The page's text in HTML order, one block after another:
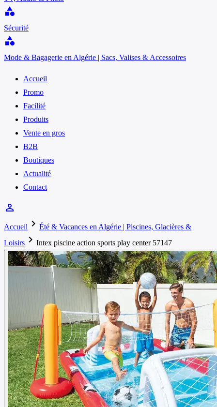
category
Sécurité
category
Mode & Bagagerie en Algérie | Sacs, Valises & Accessoires
Accueil
Promo
Facilité
Produits
Vente en gros
B2B
Boutiques
Actualité
Contact
person_outline
Accueil chevron_right Été & Vacances en Algérie | Piscines, Glacières &
Loisirs chevron_right Intex piscine action sports play center 57147